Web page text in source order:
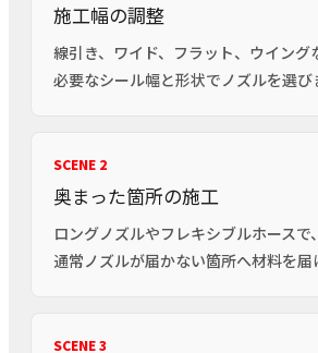
施工幅の調整
線引き、ワイド、フラット、ウイング
必要なシール幅と形状でノズルを選び
SCENE 2
奥まった箇所の施工
ロングノズルやフレキシブルホースで、
通常ノズルが届かない箇所へ材料を届
SCENE 3